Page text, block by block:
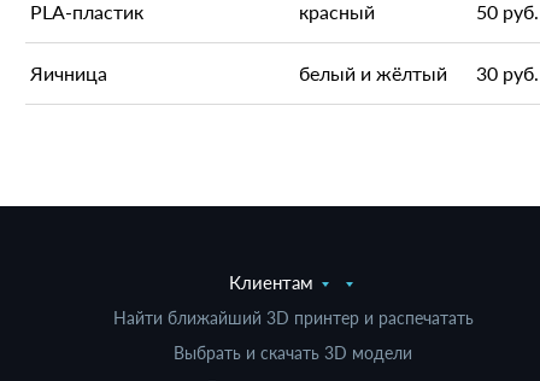
PLA-пластик красный 50 руб.
Яичница белый и жёлтый 30 руб.
Клиентам
Найти ближайший 3D принтер и распечатать
Выбрать и скачать 3D модели